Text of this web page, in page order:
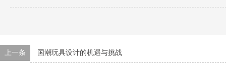
上一条 国潮玩具设计的机遇与挑战